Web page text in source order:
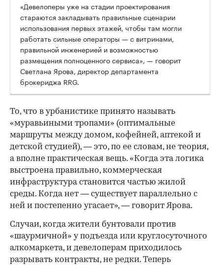
00:00
«Девелоперы уже на стадии проектирования
стараются закладывать правильные сценарии
использования первых этажей, чтобы там могли
работать сильные операторы — с витринами,
правильной инженерией и возможностью
размещения полноценного сервиса», — говорит
Светлана Ярова, директор департамента
брокериджа RRG.
То, что в урбанистике принято называть
«муравьиными тропами» (оптимальные
маршруты между домом, кофейней, аптекой и
детской студией), — это, по ее словам, не теория,
а вполне практическая вещь. «Когда эта логика
выстроена правильно, коммерческая
инфраструктура становится частью жилой
среды. Когда нет — существует параллельно с
ней и постепенно угасает», — говорит Ярова.
Случаи, когда жители бунтовали против
«шаурмичной» у подъезда или круглосуточного
алкомаркета, и девелоперам приходилось
разрывать контракты, не редки. Теперь